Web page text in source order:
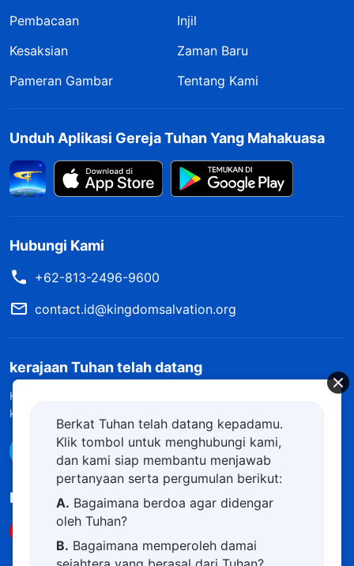
Pembacaan
Injil
Kesaksian
Zaman Baru
Pameran Gambar
Tentang Kami
Unduh Aplikasi Gereja Tuhan Yang Mahakuasa
Hubungi Kami
+62-813-2496-9600
contact.id@kingdomsalvation.org
kerajaan Tuhan telah datang
Kerajaan Tuhan telah datang ke bumi! Apakah Anda ingin masuk
ke dalam kerajaan Tuhan?
Hubungi kami via WhatsApp
Ikuti Kami
Berkat Tuhan telah datang kepadamu.
Klik tombol untuk menghubungi kami,
dan kami siap membantu menjawab
pertanyaan serta pergumulan berikut:
A. Bagaimana berdoa agar didengar
oleh Tuhan?
B. Bagaimana memperoleh damai